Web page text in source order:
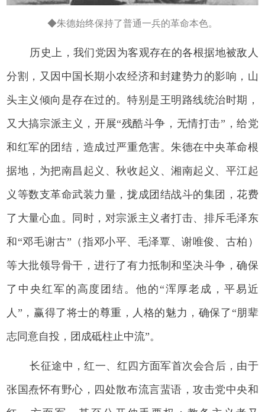
◆朱德始终保持了普通一兵的革命本色。
历史上，我们党因为客观存在的各根据地被敌人
分割，又因中国长期小农经济和封建势力的影响，山
头主义倾向是存在过的。特别是王明路线统治时期，
又大搞宗派主义，开展“残酷斗争，无情打击”，给党
和红军的团结，造成过严重危害。朱德在中央革命根
据地，为把南昌起义、秋收起义、湘南起义、平江起
义等数支革命武装力量，拢成团结战斗的集团，花费
了大量心血。同时，对宗派主义者打击、排斥毛泽东
和“邓毛谢古”（指邓小平、毛泽覃、谢唯俊、古柏）
等大批领导骨干，进行了有力抵制和坚决斗争，确保
了中央红军的高度团结。他的“浑厚老成，平易近
人”，赢得了将士的尊重，人格的魅力，确保了“朋辈
志同意自投，团成砥柱止中流”。
长征途中，红一、红四方面军首次会合后，由于
张国焘怀有野心，四处散布流言蜚语，攻击党中央和